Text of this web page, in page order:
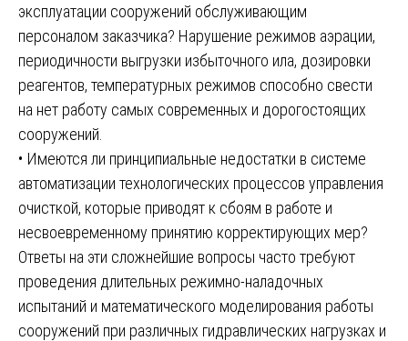
эксплуатации сооружений обслуживающим
персоналом заказчика? Нарушение режимов аэрации,
периодичности выгрузки избыточного ила, дозировки
реагентов, температурных режимов способно свести
на нет работу самых современных и дорогостоящих
сооружений.
• Имеются ли принципиальные недостатки в системе
автоматизации технологических процессов управления
очисткой, которые приводят к сбоям в работе и
несвоевременному принятию корректирующих мер?
Ответы на эти сложнейшие вопросы часто требуют
проведения длительных режимно-наладочных
испытаний и математического моделирования работы
сооружений при различных гидравлических нагрузках и